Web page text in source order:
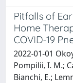
Pitfalls of
Home
COVID-19
2022-01-01
Pompilii, I. M.;
Bianchi, E.;